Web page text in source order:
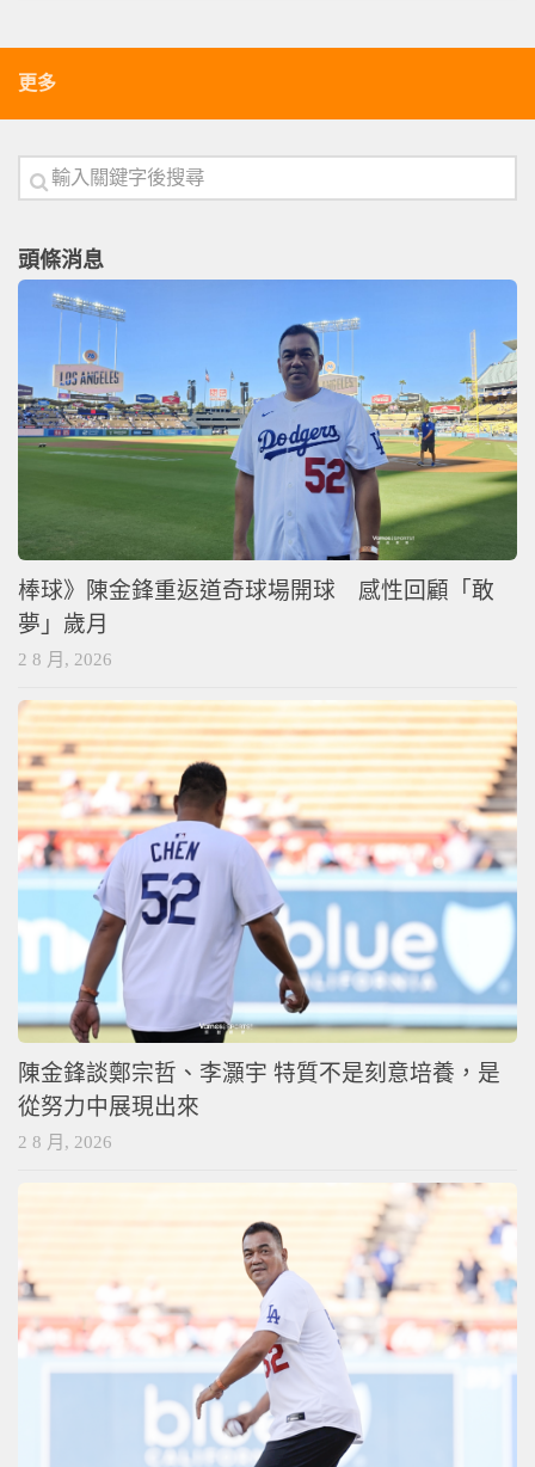
更多
頭條消息
棒球》陳金鋒重返道奇球場開球 感性回顧「敢
夢」歲月
2 8 月, 2026
陳金鋒談鄭宗哲、李灝宇 特質不是刻意培養，是
從努力中展現出來
2 8 月, 2026